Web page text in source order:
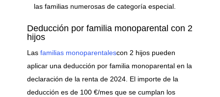
las familias numerosas de categoría especial.
Deducción por familia monoparental con 2
hijos
Lasfamilias monoparentalescon 2 hijos pueden
aplicar una deducción por familia monoparental en la
declaración de la renta de 2024. El importe de la
deducción es de 100 €/mes que se cumplan los